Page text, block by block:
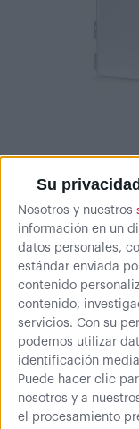
Su
Nosotros y nuestros
información en un
datos personales,
estándar enviada
contenido
contenido,
servicios. Con su
podemos utilizar
identificación
Puede hacer clic
nosotros y a
el procesamiento